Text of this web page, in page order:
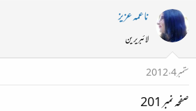
ناعمہ عزیز
لائبریرین
ستمبر 4، 2012
صفحہ نمبر 201